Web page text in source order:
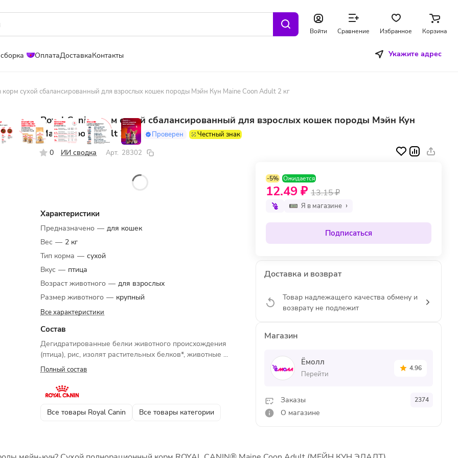
Войти Сравнение Избранное Корзина
ОплатаДоставкаКонтакты Укажите адрес
корм сухой сбалансированный для взрослых кошек породы Мэйн Кун Maine Coon Adult 2 кг
Royal Canin корм сухой сбалансированный для взрослых кошек породы Мэйн Кун
Maine Coon Adult 2 кг
Проверен Честный знак
0 ИИ сводка Арт. 28302
Характеристики
Предназначено — для кошек
Вес — 2 кг
Тип корма — сухой
Вкус — птица
Возраст животного — для взрослых
Размер животного — крупный
Все характеристики
Состав
Дегидратированные белки животного происхождения
(птица), рис, изолят растительных белков*, животные ...
Полный состав
Все товары Royal Canin Все товары категории
-5% Ожидается
12.49 ₽ 13.15 ₽
Я в магазине
Подписаться
Доставка и возврат
Товар надлежащего качества обмену и
возврату не подлежит
Магазин
Ёмолл
Перейти
4.96
Заказы 2374
О магазине